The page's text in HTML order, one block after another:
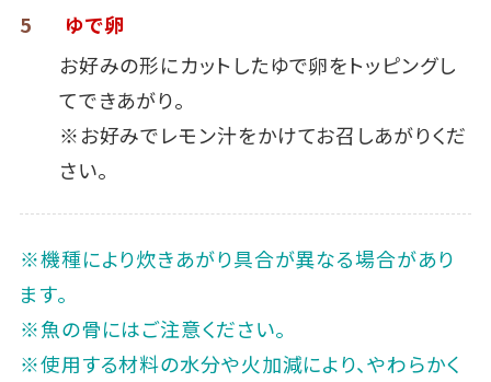
5
ゆで卵
お好みの形にカットしたゆで卵をトッピングし
てできあがり。
※お好みでレモン汁をかけてお召しあがりくだ
さい。
※機種により炊きあがり具合が異なる場合があり
ます。
※魚の骨にはご注意ください。
※使用する材料の水分や火加減により、やわらかく